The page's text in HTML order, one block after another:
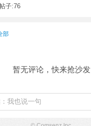
子:76
部
暂无评论，快来抢沙发